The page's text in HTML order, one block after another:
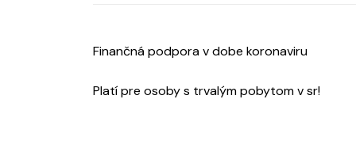
Finančná podpora v dobe koronaviru
Platí pre osoby s trvalým pobytom v sr!